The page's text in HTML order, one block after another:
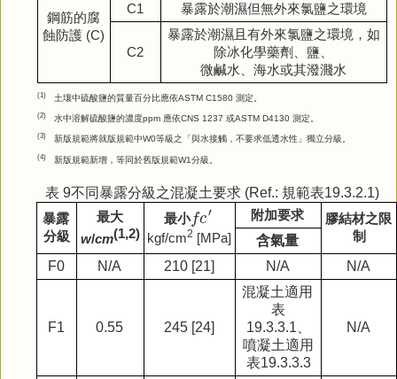
鋼筋的腐
蝕防護 (C)
C1
暴露於潮濕但無外來氯鹽之環境
C2
暴露於潮濕且有外來氯鹽之環境，如
除冰化學藥劑、鹽、
微鹹水、海水或其潑濺水
(1) 土壤中硫酸鹽的質量百分比應依ASTM C1580測定。
(2) 水中溶解硫酸鹽的濃度ppm 應依CNS 1237或ASTM D4130測定。
(3) 新版規範將就版規範中W0等級之「與水接觸，不要求低透水性」獨立分級。
(4) 新版規範新增，等同於舊版規範W1分級。
表 9不同暴露分級之混凝土要求 (Ref.: 規範表19.3.2.1)
暴露
分級
最大
w/cm(1,2)
最小fc′
fc′
kgf/cm2 [MPa]
附加要求
膠結材之限
制
含氣量
F0
N/A 210 [21] N/A N/A
F1 0.55 245 [24]
混凝土適用
表
19.3.3.1
噴凝土適用
表19.3.3.3
N/A